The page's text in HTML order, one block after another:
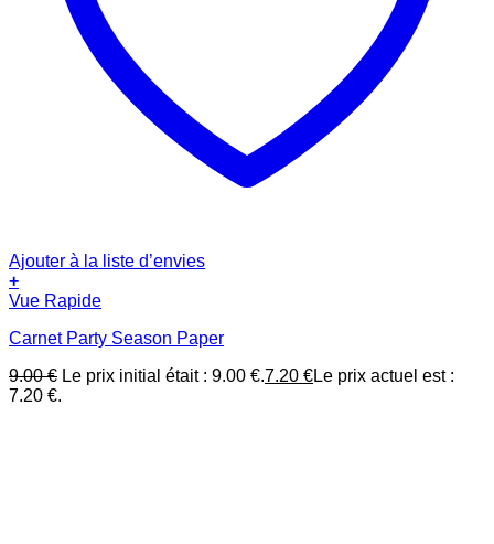
Ajouter à la liste d’envies
+
Vue Rapide
Carnet Party Season Paper
9.00€ Le prix initial était : 9.00 €.7.20 €Le prix actuel est :
7.20 €.